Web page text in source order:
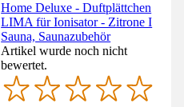
Home Deluxe - Duftplättchen
LIMA für Ionisator - Zitrone I
Sauna, Saunazubehör
Artikel wurde noch nicht
bewertet.